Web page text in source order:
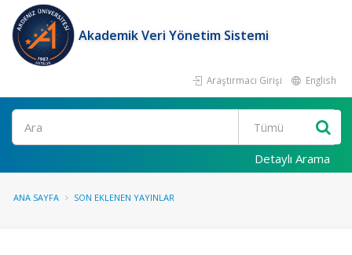
Akademik Veri Yönetim Sistemi
Araştırmacı Girişi English
Ara
Detaylı Arama
ANA SAYFA SON EKLENEN YAYINLAR